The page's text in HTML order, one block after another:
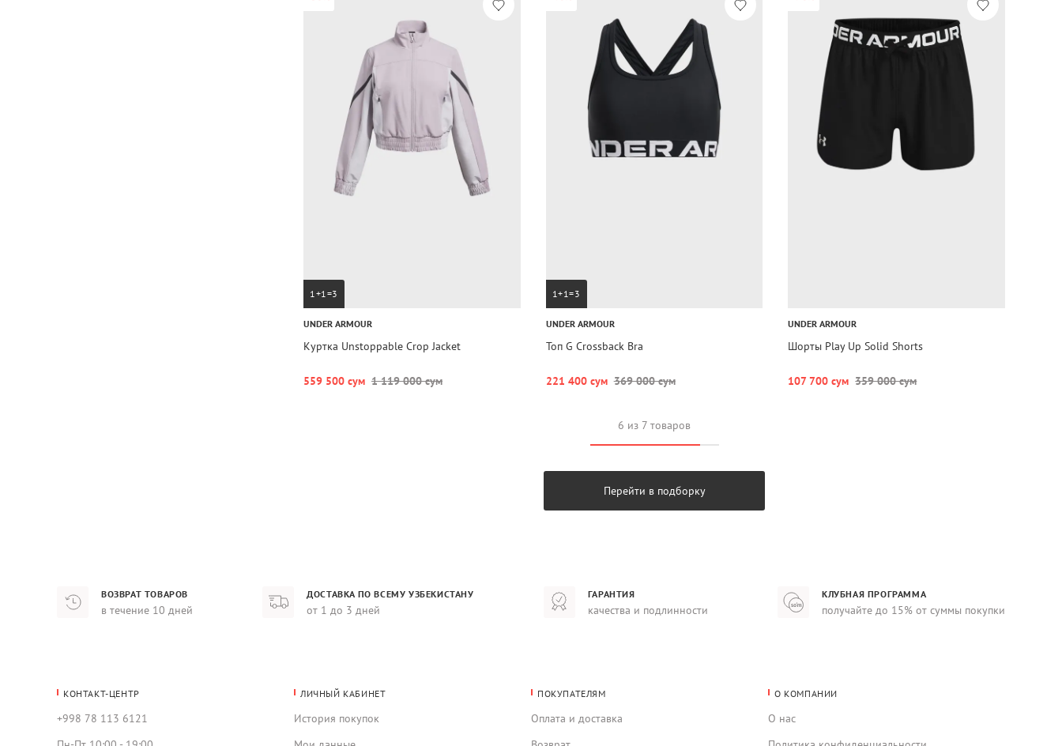
1+1=3
UNDER ARMOUR
Куртка Unstoppable Crop Jacket
559 500 сум 1 119 000 сум
1+1=3
UNDER ARMOUR
Топ G Crossback Bra
221 400 сум 369 000 сум
UNDER ARMOUR
Шорты Play Up Solid Shorts
107 700 сум 359 000 сум
6 из 7 товаров
Перейти в подборку
ВОЗВРАТ ТОВАРОВ
в течение 10 дней
ДОСТАВКА ПО ВСЕМУ УЗБЕКИСТАНУ
от 1 до 3 дней
ГАРАНТИЯ
качества и подлинности
КЛУБНАЯ ПРОГРАММА
получайте до 15% от суммы покупки
КОНТАКТ-ЦЕНТР
+998 78 113 6121
ЛИЧНЫЙ КАБИНЕТ
История покупок
ПОКУПАТЕЛЯМ
Оплата и доставка
О КОМПАНИИ
О нас